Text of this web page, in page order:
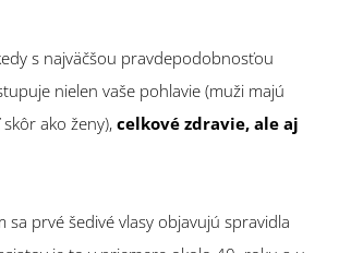
s najväčšou pravdepodobnosťou
nielen vaše pohlavie (muži majú
ako ženy), celkové zdravie, ale aj
sa prvé šedivé vlasy objavujú spravidla